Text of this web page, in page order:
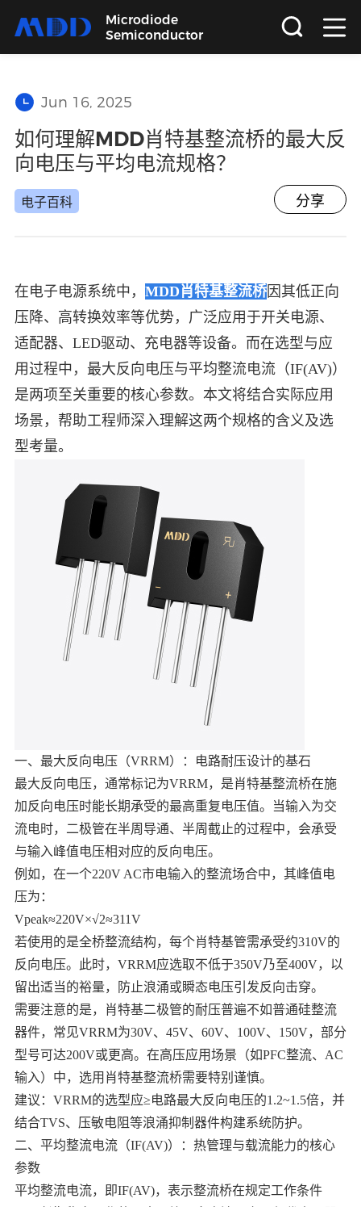
Microdiode
Semiconductor
应用
关于
中文 英文
语言
Jun 16, 2025
如何理解MDD肖特基整流桥的最大反
向电压与平均电流规格？
电子百科 分享
在电子电源系统中， MDD肖特基整流桥因其低正向
压降、高转换效率等优势，广泛应用于开关电源、
适配器、LED驱动、充电器等设备。而在选型与应
用过程中，最大反向电压与平均整流电流（IF(AV)）
是两项至关重要的核心参数。本文将结合实际应用
场景，帮助工程师深入理解这两个规格的含义及选
型考量。
一、最大反向电压（VRRM）：电路耐压设计的基石
最大反向电压，通常标记为VRRM，是肖特基整流桥在施
加反向电压时能长期承受的最高重复电压值。当输入为交
流电时，二极管在半周导通、半周截止的过程中，会承受
与输入峰值电压相对应的反向电压。
例如，在一个220V AC市电输入的整流场合中，其峰值电
压为：
Vpeak≈220V×√2≈311V
若使用的是全桥整流结构，每个肖特基管需承受约310V的
反向电压。此时，VRRM应选取不低于350V乃至400V，以
留出适当的裕量，防止浪涌或瞬态电压引发反向击穿。
需要注意的是，肖特基二极管的耐压普遍不如普通硅整流
器件，常见VRRM为30V、45V、60V、100V、150V，部分
型号可达200V或更高。在高压应用场景（如PFC整流、AC
输入）中，选用肖特基整流桥需要特别谨慎。
建议：VRRM的选型应≥电路最大反向电压的1.2~1.5倍，并
结合TVS、压敏电阻等浪涌抑制器件构建系统防护。
二、平均整流电流（IF(AV)）：热管理与载流能力的核心
参数
平均整流电流，即IF(AV)，表示整流桥在规定工作条件